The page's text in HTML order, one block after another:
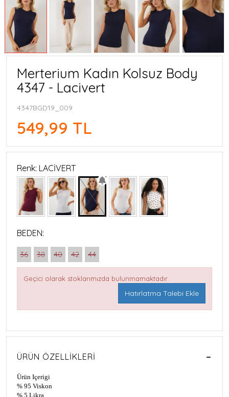
Merterium Kadın Kolsuz Body
4347 - Lacivert
4347BGD19_009
549,99 TL
Renk: LACİVERT
BEDEN:
36 38 40 42 44
Geçici olarak stoklarımızda bulunmamaktadır.
Hatırlatma Talebi Ekle
ÜRÜN ÖZELLIKLERI
Ürün Içerigi
% 95 Viskon
% 5 Likra